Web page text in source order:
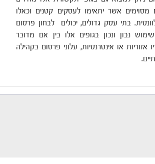
מסוימים אשר יתאימו לעסקים קטנים וכאלו
בתי עסק גדולים, יכולים לבחון פרסום
נבון ונכון בגופים אלו בין אם מדובר
אזוריות או אינטרנטיות, עלוני פרסום בקהילה